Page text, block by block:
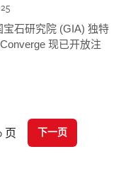
石研究院 (GIA) 独特
现已开放注
页 下一页